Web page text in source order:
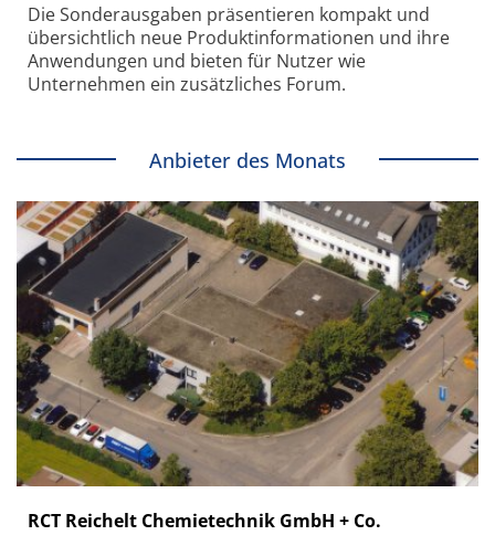
Die Sonder­ausgaben präsentieren kompakt und
übersichtlich neue Produkt­informationen und ihre
Anwendungen und bieten für Nutzer wie
Unternehmen ein zusätzliches Forum.
Anbieter des Monats
RCT Reichelt Chemietechnik GmbH + Co.